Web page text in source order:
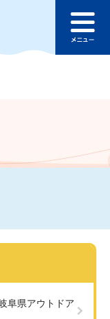
ュ
阜県アウトドア